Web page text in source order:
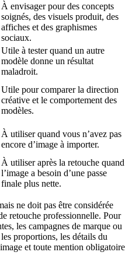
À envisager pour des concepts
soignés, des visuels produit, des
affiches et des graphismes
sociaux.
Utile à tester quand un autre
modèle donne un résultat
maladroit.
Utile pour comparer la direction
créative et le comportement des
modèles.
À utiliser quand vous n’avez pas
encore d’image à importer.
À utiliser après la retouche quand
l’image a besoin d’une passe
finale plus nette.
ne doit pas être considérée
retouche professionnelle. Pour
les campagnes de marque ou
proportions, les détails du
et toute mention obligatoire